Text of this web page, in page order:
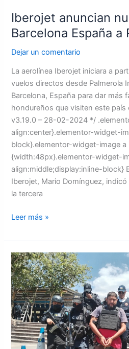
Iberojet anuncian
Barcelona España a
Dejar un comentario
La aerolínea Iberojet iniciara a
vuelos directos desde Palmerola
Barcelona, España para dar más
hondureños que visiten este
v3.19.0 – 28-02-2024 */
align:center}.elementor-widget-
block}.elementor-widget-image a
{width:48px}.elementor-widget-
align:middle;display:inline-block}
Iberojet, Mario Domínguez,
la tercera
Leer más »
Conceden
extradición
de
Víctor
Viera
Chirinos
a
EEUU